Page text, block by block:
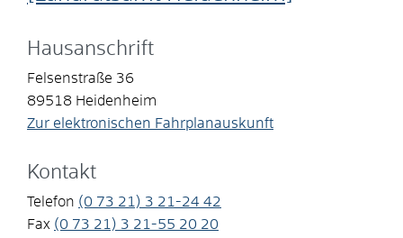
Hausanschrift
Felsenstraße 36
89518 Heidenheim
Zur elektronischen Fahrplanauskunft
Kontakt
Telefon (0 73 21) 3 21-24 42
Fax (0 73 21) 3 21-55 20 20